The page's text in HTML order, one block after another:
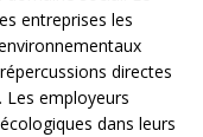
entreprises les
directes
Les employeurs
dans leurs